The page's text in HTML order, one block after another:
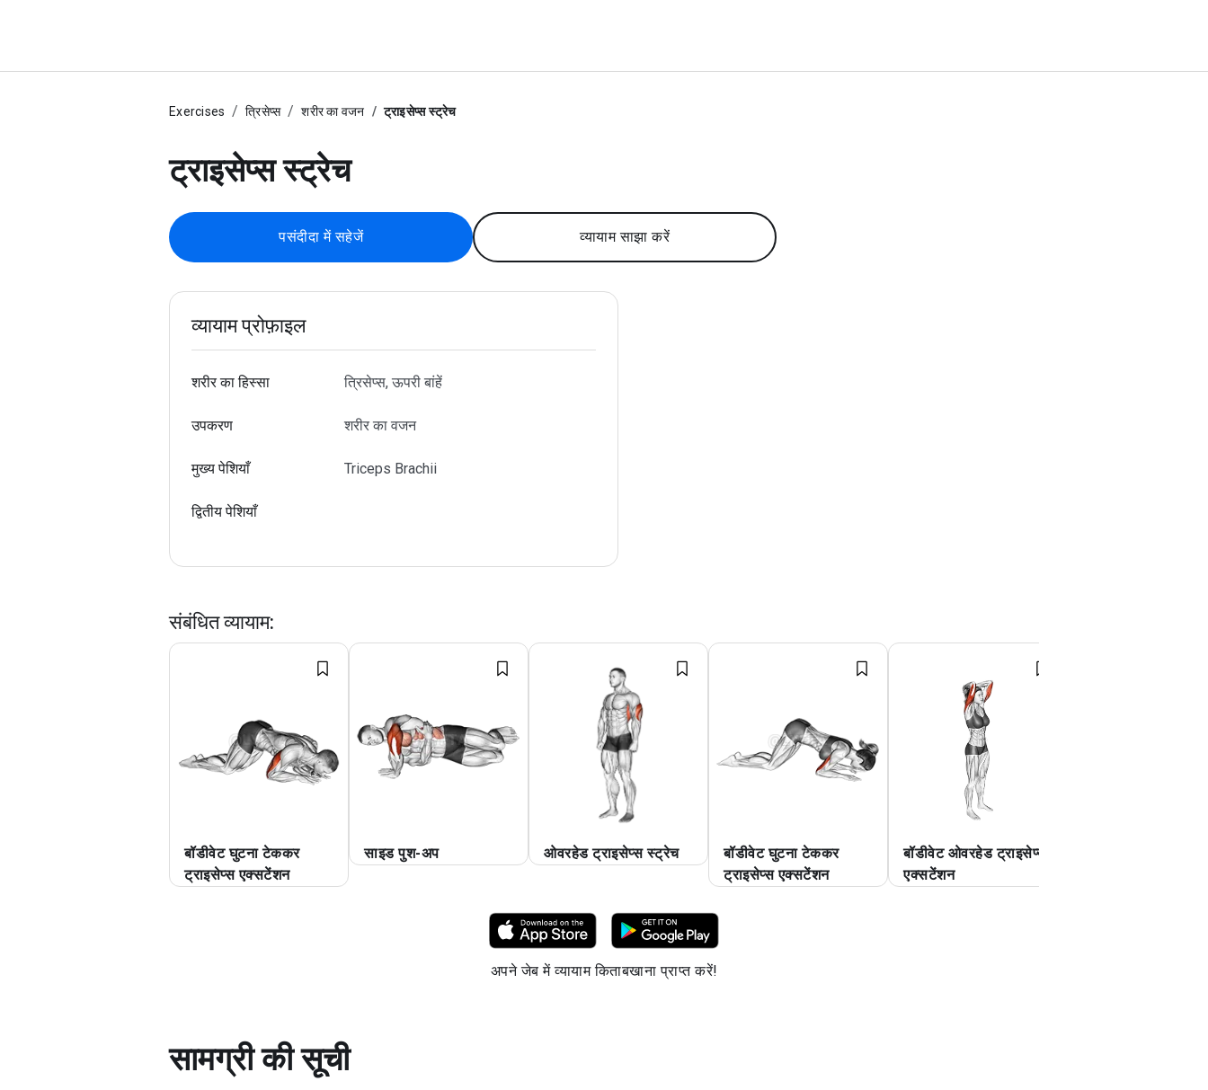
Exercises त्रिसेप्स शरीर का वजन ट्राइसेप्स स्ट्रेच
ट्राइसेप्स स्ट्रेच
पसंदीदा में सहेजें व्यायाम साझा करें
व्यायाम प्रोफ़ाइल
शरीर का हिस्सा त्रिसेप्स, ऊपरी बांहें
उपकरण शरीर का वजन
मुख्य पेशियाँ Triceps Brachii
द्वितीय पेशियाँ
संबंधित व्यायाम:
बॉडीवेट घुटना टेककर
ट्राइसेप्स एक्सटेंशन
साइड पुश-अप ओवरहेड ट्राइसेप्स स्ट्रेच
बॉडीवेट घुटना टेककर
ट्राइसेप्स एक्सटेंशन
बॉडीवेट ओवरहेड ट्राइसेप्स
एक्सटेंशन
अपने जेब में व्यायाम किताबखाना प्राप्त करें!
सामग्री की सूची